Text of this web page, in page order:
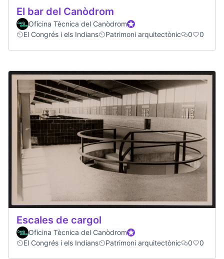
El bar del Canòdrom
Oficina Tècnica del CanòdromOfficial participant
El Congrés i els Indians
Patrimoni arquitectònic 0 0
Escales de cargol
Oficina Tècnica del CanòdromOfficial participant
El Congrés i els Indians
Patrimoni arquitectònic 0 0